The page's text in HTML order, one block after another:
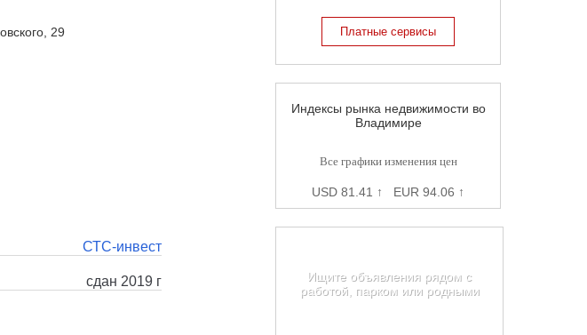
29
СТС-инвест
сдан 2019 г
Платные сервисы
Индексы рынка недвижимости во
Владимире
Все графики изменения цен
USD 81.41 ↑ EUR 94.06 ↑
Ищите объявления рядом с
работой, парком или родными